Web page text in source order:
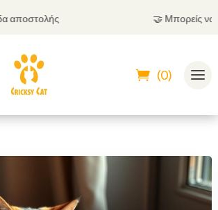
Μπορείς να
(0)